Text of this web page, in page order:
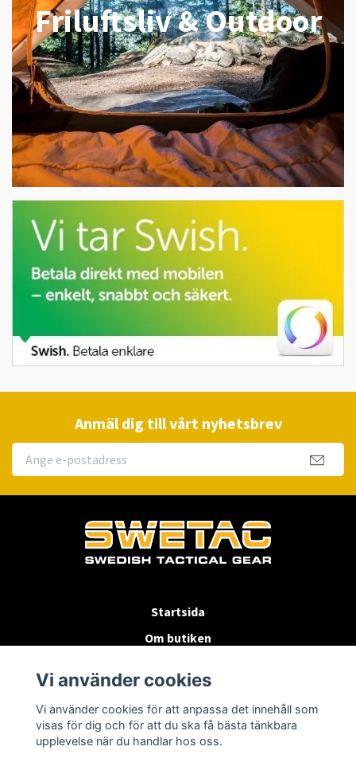
Friluftsliv & Outdoor
Anmäl dig till vårt nyhetsbrev
Startsida
Om butiken
Byten & Returer
Kontakta oss
Vi använder cookies
Vi använder cookies för att anpassa det innehåll som
visas för dig och för att du ska få bästa tänkbara
upplevelse när du handlar hos oss.